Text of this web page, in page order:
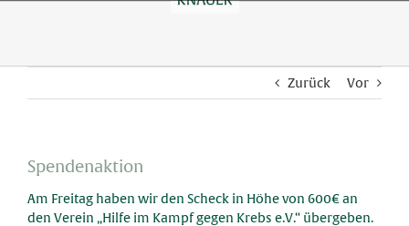
Zurück Vor
Spendenaktion
Am Freitag haben wir den Scheck in Höhe von 600€ an
den Verein „Hilfe im Kampf gegen Krebs e.V.“ übergeben.